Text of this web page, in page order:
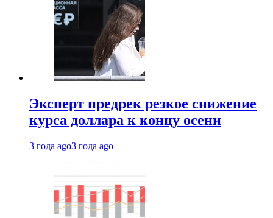
Эксперт предрек резкое снижение
курса доллара к концу осени
3 года ago3 года ago